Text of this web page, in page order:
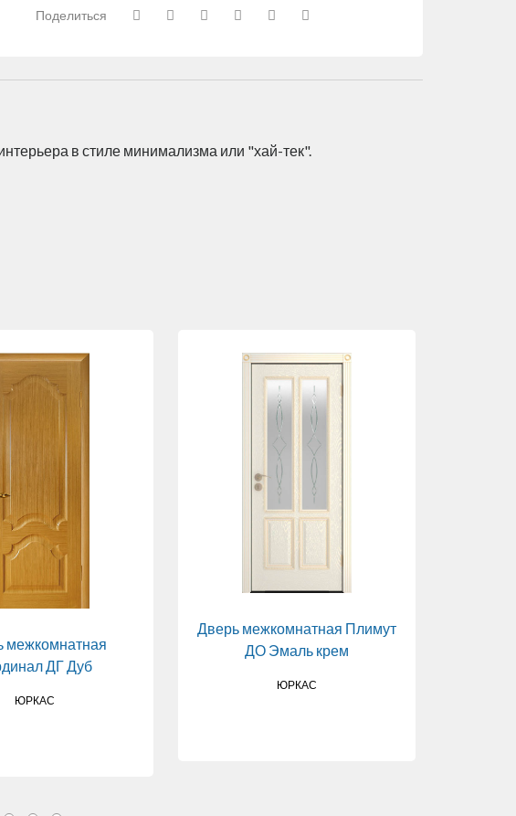
Поделиться
в стиле минимализма или "хай-тек".
межкомнатная
ДГ Дуб
ЮРКАС
Дверь межкомнатная Плимут
ДО Эмаль крем
ЮРКАС